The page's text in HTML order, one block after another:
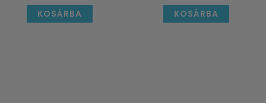
KOSÁRBA
KOSÁRBA